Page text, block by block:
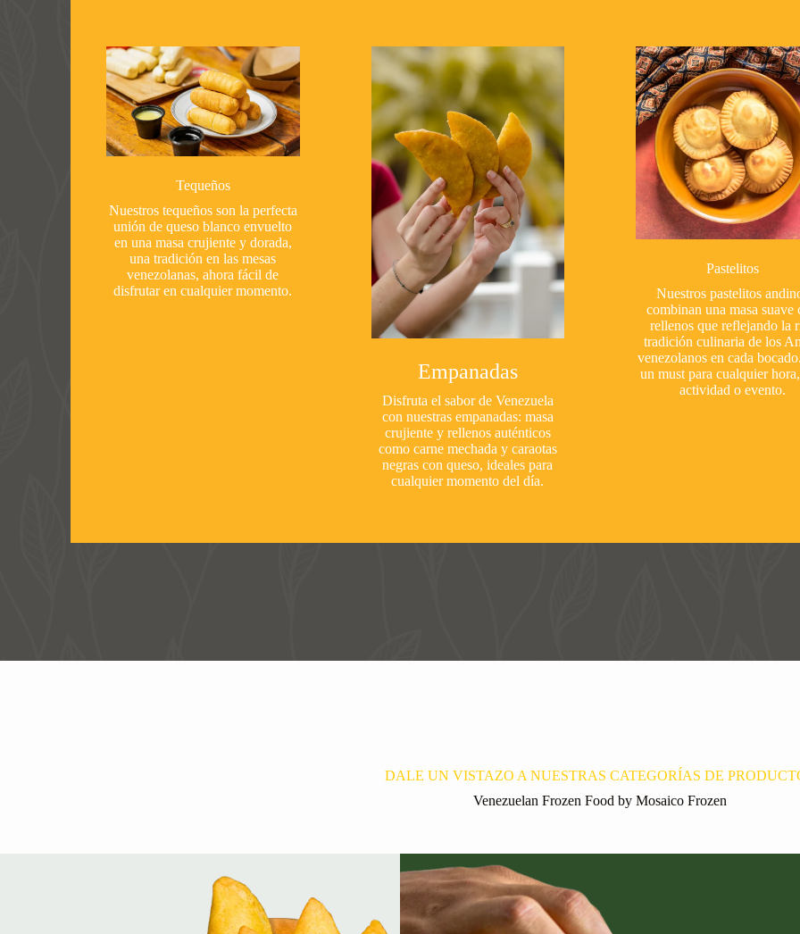
Tequeños
Nuestros tequeños son la perfecta
unión de queso blanco envuelto
en una masa crujiente y dorada,
una tradición en las mesas
venezolanas, ahora fácil de
disfrutar en cualquier momento.
Empanadas
Disfruta el sabor de Venezuela
con nuestras empanadas: masa
crujiente y rellenos auténticos
como carne mechada y caraotas
negras con queso, ideales para
cualquier momento del día.
Pastelitos
Nuestros pastelitos
combinan una masa suave
rellenos que reflejando la
tradición culinaria de los
venezolanos en cada
un must para cualquier
actividad o evento.
DALE UN VISTAZO A NUESTRAS CATEGORÍAS DE
Venezuelan Frozen Food by Mosaico Frozen